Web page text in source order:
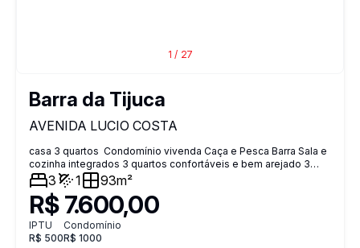
1 / 27
Barra da Tijuca
AVENIDA LUCIO COSTA
casa 3 quartos Condomínio vivenda Caça e Pesca Barra Sala e
cozinha integrados 3 quartos confortáveis e bem arejado 3
banheiros Sobre o imóvel: Excelente casa duplex na orla da
Barra sendo 3 quartos todos suítes + 1 lavabo hidromassagem
o imóvel é ideal para quem busca espaço e sofisticação
garantindo maior privacidade ventilação natural e vista livre 2
vagas de garagem Locação: Trabalhamos exclusivamente
com Seguro Fiança (não aceitamos depósito). Segurança:
3 1 93m²
R$ 7.600,00
IPTU
R$ 500
Condomínio
R$ 1000